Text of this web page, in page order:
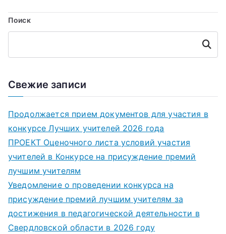
Поиск
Поиск
Свежие записи
Продолжается прием документов для участия в
конкурсе Лучших учителей 2026 года
ПРОЕКТ Оценочного листа условий участия
учителей в Конкурсе на присуждение премий
лучшим учителям
Уведомление о проведении конкурса на
присуждение премий лучшим учителям за
достижения в педагогической деятельности в
Свердловской области в 2026 году